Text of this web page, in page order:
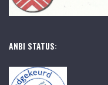
ANBI STATUS: